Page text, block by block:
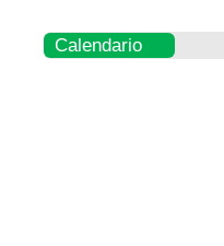
Calendario